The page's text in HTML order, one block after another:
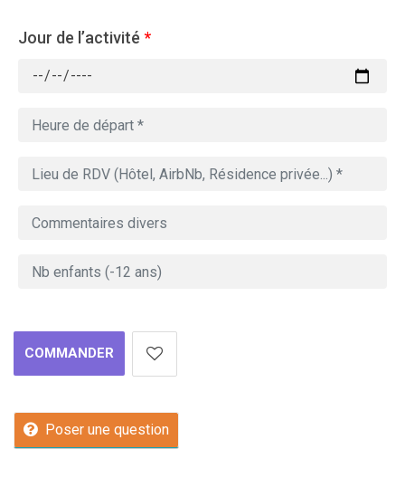
Jour de l’activité *
COMMANDER
Poser une question